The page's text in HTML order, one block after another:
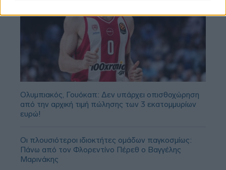
Ολυμπιακός, Γουόκαπ: Δεν υπάρχει οπισθοχώρηση
από την αρχική τιμή πώλησης των 3 εκατομμυρίων
ευρώ!
Οι πλουσιότεροι ιδιοκτήτες ομάδων παγκοσμίως:
Πάνω από τον Φλορεντίνο Πέρεθ ο Βαγγέλης
Μαρινάκης